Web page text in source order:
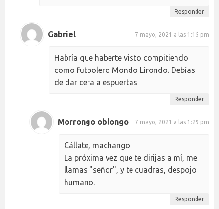
Responder
Gabriel 7 mayo, 2021 a las 1:15 pm
Habría que haberte visto compitiendo
como futbolero Mondo Lirondo. Debías
de dar cera a espuertas
Responder
Morrongo oblongo 7 mayo, 2021 a las 1:29 pm
Cállate, machango.
La próxima vez que te dirijas a mí, me
llamas "señor", y te cuadras, despojo
humano.
Responder